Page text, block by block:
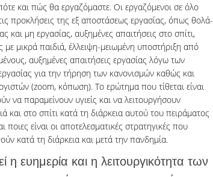
και πώς θα εργαζόμαστε. Οι εργαζόμενοι σε όλο
προκλήσεις της εξ αποστάσεως εργασίας, όπως θολά-
και μη εργασίας, αυξημένες απαιτήσεις στο σπίτι,
με μικρά παιδιά, έλλειψη-μειωμένη υποστήριξη από
αυξημένες απαιτήσεις εργασίας λόγω των
για την τήρηση των κανονισμών καθώς και
(zoom, κόπωση). Το ερώτημα που τίθεται είναι
να παραμείνουν υγιείς και να λειτουργήσουν
και στο σπίτι κατά τη διάρκεια αυτού του πειράματος
ποιες είναι οι αποτελεσματικές στρατηγικές που
κατά τη διάρκεια και μετά την πανδημία.
η ευημερία και η λειτουργικότητα των